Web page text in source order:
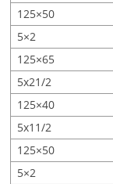
125×50
5×2
125×65
5x21/2
125×40
5x11/2
125×50
5×2